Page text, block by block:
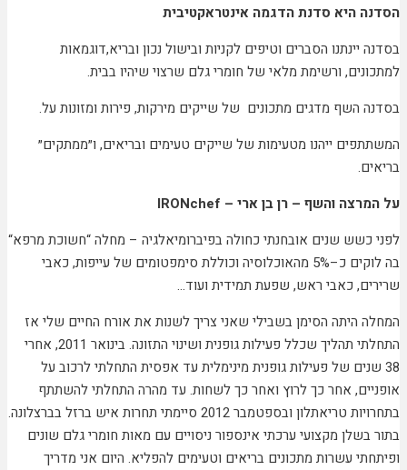
הסדנה היא סדנת הדגמה אינטראקטיבית
בסדנה יינתנו הסברים וטיפים לקניות ובישול נכון ובריא,דוגמאות
למתכונים, ורשימת מלאי של חומרי גלם שרצוי שיהיו בבית.
בסדנה השף מדגים מתכונים של שייקים מירקות, פירות ומזונות על.
המשתתפים ייהנו מטעימות של שייקים טעימים ובריאים, ו״ממתקים״
בריאים.
על המרצה והשף – רן בן ארי – IRONchef
לפני כשש שנים אובחנתי כחולה בפיברומיאלגיה – מחלה “חשוכת מרפא“
בה לוקים כ–5% מהאוכלוסיה וכוללת סימפטומים של עייפות, כאבי
שרירים, כאבי ראש, שפעת תמידית ועוד…
המחלה היתה הסימן בשבילי שאני צריך לשנות את אורח החיים שלי אז
התחלתי תהליך שכלל פעילות גופנית ושינוי התזונה. בינואר 2011, אחרי
38 שנים של פעילות גופנית מינימלית עד אפסית התחלתי לרכוב על
אופניים, אחר כך לרוץ ואחר כך לשחות. עד מהרה התחלתי להשתתף
בתחרויות טריאתלון ובספטמבר 2012 סיימתי תחרות איש ברזל בברצלונה.
בתור בשלן מקצועי ערכתי אינספור ניסויים עם מאות חומרי גלם שונים
ופיתחתי עשרות מתכונים בריאים וטעימים להפליא. היום אני מדריך